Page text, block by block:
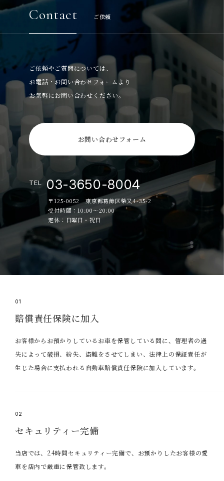
Contact ご依頼
ご依頼やご質問については、
お電話・お問い合わせフォームより
お気軽にお問い合わせください。
お問い合わせフォーム
TEL 03-3650-8004
〒125-0052 東京都葛飾区柴又4-35-2
受付時間：10:00～20:00
定休：日曜日・祝日
01
賠償責任保険に加入
お客様からお預かりしているお車を保管している間に、管理者の過
失によって破損、紛失、盗難をさせてしまい、法律上の保証責任が
生じた場合に支払われる自動車賠償責任保険に加入しています。
02
セキュリティー完備
当店では、24時間セキュリティー完備で、お預かりしたお客様の愛
車を店内で厳重に保管致します。